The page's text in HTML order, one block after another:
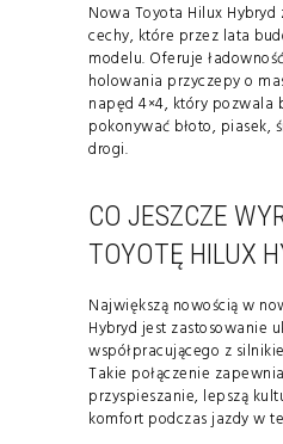
Nowa Toyota Hilux Hybryd
cechy, które przez lata
modelu. Oferuje
holowania przyczepy o
napęd 4×4, który pozwala
pokonywać błoto, piasek,
drogi.
CO JESZCZE
TOYOTĘ HILUX
Największą nowością w
Hybryd jest zastosowanie
współpracującego z
Takie połączenie
przyspieszanie, lepszą
komfort podczas jazdy w